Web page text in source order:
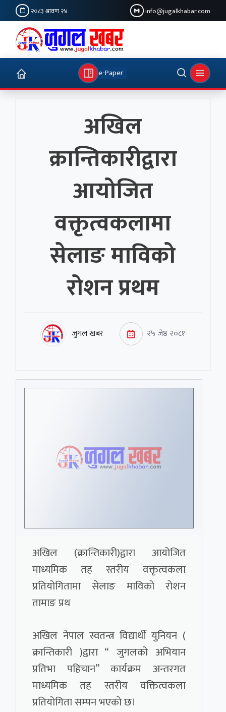
२०८३ श्रावण २४ info@jugalkhabar.com
e-Paper
अखिल
क्रान्तिकारीद्वारा
आयोजित
वक्तृत्वकलामा
सेलाङ माविको
रोशन प्रथम
जुगल खबर २५ जेष्ठ २०८१
अखिल (क्रान्तिकारी)द्वारा आयोजित
माध्यमिक तह स्तरीय वक्तृत्वकला
प्रतियोगितामा सेलाङ माविको रोशन
तामाङ प्रथ
अखिल नेपाल स्वतन्त्र विद्यार्थी युनियन (
क्रान्तिकारी )द्वारा “ जुगलको अभियान
प्रतिभा पहिचान” कार्यक्रम अन्तरगत
माध्यमिक तह स्तरीय वक्तित्वकला
प्रतियोगिता सम्पन भएकाे छ।